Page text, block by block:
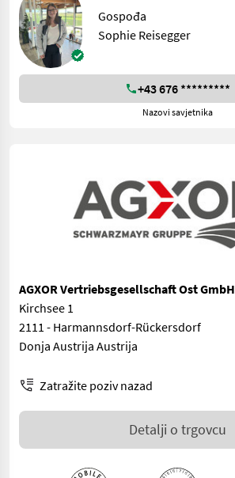
Gospođa
Sophie Reisegger
+43 676 *********
Nazovi savjetnika
AGXOR Vertriebsgesellschaft Ost GmbH
Kirchsee 1
2111 - Harmannsdorf-Rückersdorf
Donja Austrija Austrija
Zatražite poziv nazad
Detalji o trgovcu